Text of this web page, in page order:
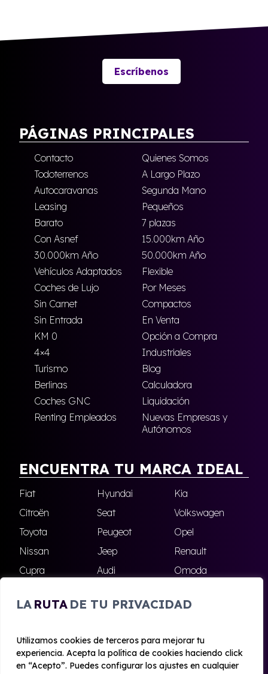
LA RUTA DE TU PRIVACIDAD
Utilizamos cookies de terceros para mejorar tu
experiencia. Acepta la política de cookies haciendo click
en “Acepto”. Puedes configurar los ajustes en cualquier
Escríbenos
PÁGINAS PRINCIPALES
Contacto
Quienes Somos
Todoterrenos
A Largo Plazo
Autocaravanas
Segunda Mano
Leasing
Pequeños
Barato
7 plazas
Con Asnef
15.000km Año
30.000km Año
50.000km Año
Vehículos Adaptados
Flexible
Coches de Lujo
Por Meses
Sin Carnet
Compactos
Sin Entrada
En Venta
KM 0
Opción a Compra
4×4
Industriales
Turismo
Blog
Berlinas
Calculadora
Coches GNC
Liquidación
Renting Empleados
Nuevas Empresas y
Autónomos
ENCUENTRA TU MARCA IDEAL
Fiat Hyundai
Kia
Citroën
Seat
Volkswagen
Toyota
Peugeot
Opel
Nissan
Jeep
Renault
Cupra
Audi
Omoda
Skoda
Ford Todas las marcas
© 2020 - 2026 Alhambra Renting